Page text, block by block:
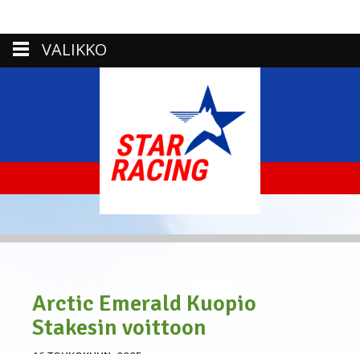
Arctic Emerald Kuopio
Stakesin voittoon
VALIKKO